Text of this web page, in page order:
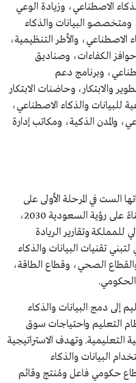
الاصطناعي، وزيادة الوعي
ومتخصصو البيانات والذكاء
الاصطناعي، والأطر التنظيمية،
الكفاءات، وصناديق
وبرنامج دعم
والابتكار، وحاضنات الابتكار
للبيانات والذكاء الاصطناعي،
والمدن الذكية، ومكاتب إدارة
الست في المرحلة الأولى على
خمسة قطاعات رئيسة في المملكة بناءً على رؤية السعودية 2030،
للمملكة وتقارير الريادة
تقنيات البيانات والذكاء
الصحي، وقطاع الطاقة،
الحكومي.
إلى دمج البيانات والذكاء
التعليم واحتياجات سوق
التعليمية. وتهدف الاستراتيجية
البيانات والذكاء
حكومي فاعل ومُنتج وقائم